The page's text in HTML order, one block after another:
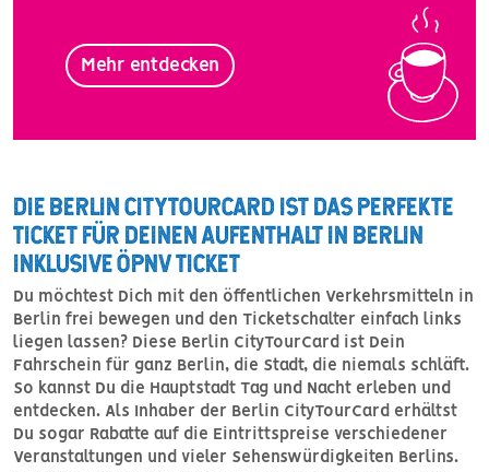
Mehr entdecken
DIE BERLIN CITYTOURCARD IST DAS PERFEKTE
TICKET FÜR DEINEN AUFENTHALT IN BERLIN
INKLUSIVE ÖPNV TICKET
Du möchtest Dich mit den öffentlichen Verkehrsmitteln in
Berlin frei bewegen und den Ticketschalter einfach links
liegen lassen? Diese Berlin CityTourCard ist Dein
Fahrschein für ganz Berlin, die Stadt, die niemals schläft.
So kannst Du die Hauptstadt Tag und Nacht erleben und
entdecken. Als Inhaber der Berlin CityTourCard erhältst
Du sogar Rabatte auf die Eintrittspreise verschiedener
Veranstaltungen und vieler Sehenswürdigkeiten Berlins.